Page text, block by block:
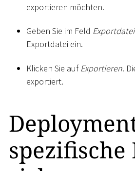
exportieren möchten.
Geben Sie im Feld Exportdatei
Exportdatei ein.
Klicken Sie auf Exportieren.
exportiert.
spezifische